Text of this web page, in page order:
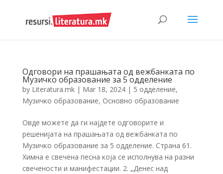
Одговори на прашањата од вежбанката по
Музичко образование за 5 одделение
by Literatura.mk| Mar 18, 2024| 5 одделение,
Музичко образование, Основно образование
Овде можете да ги најдете одговорите и
решенијата на прашањата од вежбанката по
Музичко образование за 5 одделение. Страна 61.
Химна е свечена песна која се исполнува на разни
свечености и манифестации. 2. „Денес над